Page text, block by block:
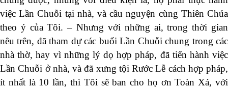
việc Lần Chuỗi tại nhà, và cầu nguyện cùng Thiên Chúa
theo ý của Tôi. – Nhưng với những ai, trong thời gian
nêu trên, đã tham dự các buổi Lần Chuỗi chung trong các
nhà thờ, hay vì những lý dọ hợp pháp, đã tiến hành việc
Lần Chuỗi ở nhà, và đã xưng tội Rước Lễ cách hợp pháp,
ít nhất là 10 lần, thì Tôi sẽ ban cho họ ơn Toàn Xá, với